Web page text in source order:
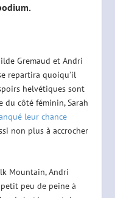
Gremaud et Andri
repartira quoiqu’il
helvétiques sont
du côté féminin, Sarah
leur chance
non plus à accrocher
Mountain, Andri
peu de peine à